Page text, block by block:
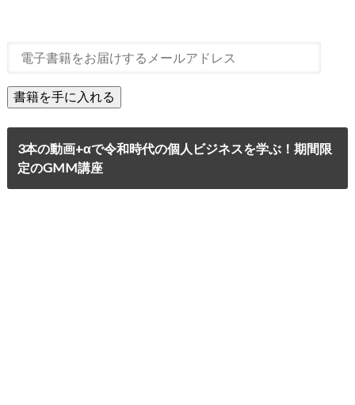
3本の動画+αで令和時代の個人ビジネスを学ぶ！期間限
定のGMM講座